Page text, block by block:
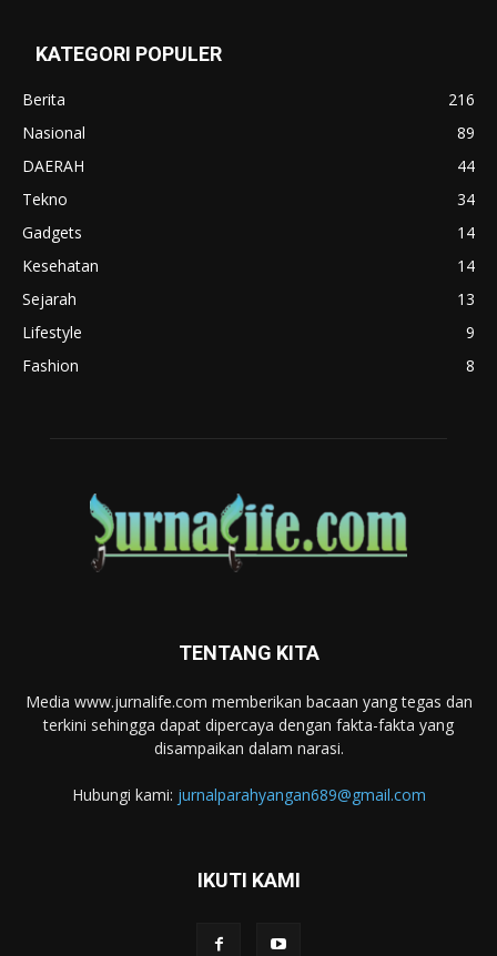
KATEGORI POPULER
Berita
216
Nasional
89
DAERAH
44
Tekno
34
Gadgets
14
Kesehatan
14
Sejarah
13
Lifestyle
9
Fashion
8
TENTANG KITA
Media www.jurnalife.com memberikan bacaan yang tegas dan
terkini sehingga dapat dipercaya dengan fakta-fakta yang
disampaikan dalam narasi.
Hubungi kami: jurnalparahyangan689@gmail.com
IKUTI KAMI